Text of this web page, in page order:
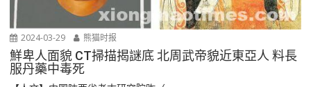
2024-03-29 熊猫时报
鮮卑人面貌 CT掃描揭謎底 北周武帝貌近東亞人 料長
服丹藥中毒死